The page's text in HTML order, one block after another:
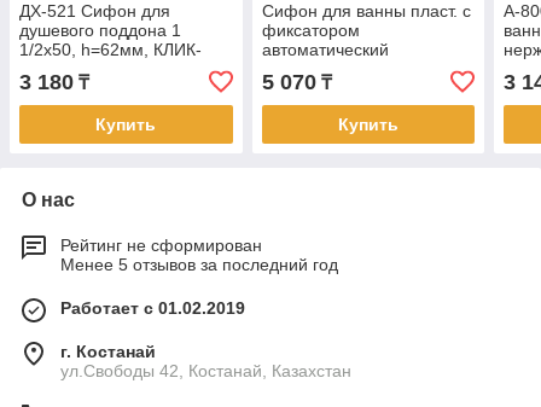
ДХ-521 Сифон для
душевого поддона 1
1/2х50, h=62мм, КЛИК-
КЛАК пласт/хром с гиб
труб 40-50 (25)
3 180 ₸
Купить
Сифон для ванны пласт. с
фиксатором
автоматический
BAS0270P(A) (1/20)
5 070₸
Купить
А-
3
О нас
Рейтинг не сформирован
Менее 5 отзывов за последний год
Работает с 01.02.2019
г. Костанай
ул.Свободы 42, Костанай, Казахстан